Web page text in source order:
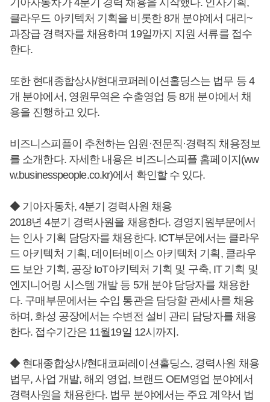
기아자동차가 4분기 경력 채용을 시작했다. 인사기획,
클라우드 아키텍처 기획을 비롯한 8개 분야에서 대리~
과장급 경력자를 채용하며 19일까지 지원 서류를 접수
한다.
또한 현대종합상사/현대코퍼레이션홀딩스는 법무 등 4
개 분야에서, 영원무역은 수출영업 등 8개 분야에서 채
용을 진행하고 있다.
비즈니스피플이 추천하는 임원·전문직·경력직 채용정보
를 소개한다. 자세한 내용은 비즈니스피플 홈페이지(ww
w.businesspeople.co.kr)에서 확인할 수 있다.
◆ 기아자동차, 4분기 경력사원 채용
2018년 4분기 경력사원을 채용한다. 경영지원부문에서
는 인사 기획 담당자를 채용한다. ICT부문에서는 클라우
드 아키텍처 기획, 데이터베이스 아키텍처 기획, 클라우
드 보안 기획, 공장 IoT아키텍처 기획 및 구축, IT 기획 및
엔지니어링 시스템 개발 등 5개 분야 담당자를 채용한
다. 구매부문에서는 수입 통관을 담당할 관세사를 채용
하며, 화성 공장에서는 수변전 설비 관리 담당자를 채용
한다. 접수기간은 11월19일 12시까지.
◆ 현대종합상사/현대코퍼레이션홀딩스, 경력사원 채용
법무, 사업 개발, 해외 영업, 브랜드 OEM영업 분야에서
경력사원을 채용한다. 법무 분야에서는 주요 계약서 법